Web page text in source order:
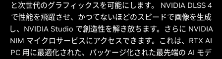
と次世代のグラフィックスを可能にします。 NVIDIA DLSS 4
で性能を飛躍させ、かつてないほどのスピードで画像を生成
し、NVIDIA Studio で創造性を解き放ちます。さらに NVIDIA
NIM マイクロサービスにアクセスできます。これは、RTX AI
PC 用に最適化された、パッケージ化された最先端の AI モデ